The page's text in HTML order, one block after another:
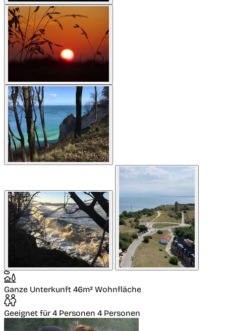
Ganze Unterkunft 46m² Wohnfläche
Geeignet für 4 Personen 4 Personen